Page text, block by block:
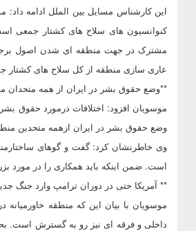
این کارشناس مسایل بین الملل ادامه
کنوانسیون های سلاح های کشتار جمعی
مشترک در جهت منطقه ای شدن اصول برجام
عاری سازی منطقه از کل سلاح های کشتار
**وضع حقوق بشر در ایران از همه متحدان
موسویان افزود: اختلافات درمورد حقوق
وضع حقوق بشر در ایران ازهمه متحدین
وی خاطرنشان کرد: گفت و گوهای
است. ضمن اینکه باید همکاری را در مورد
** آمریکا حتی در دوران ترامپ وارد جنگ
موسویان با بیان این که منطقه
داخلی و فرقه ای نیز رو به گسترش است.